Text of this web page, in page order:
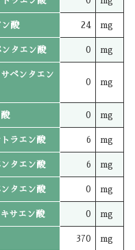
酸 24 mg
タエン酸 0 mg
ペンタエン
0 mg
0 mg
ラエン酸 6 mg
タエン酸 6 mg
タエン酸 0 mg
サエン酸 0 mg
370 mg